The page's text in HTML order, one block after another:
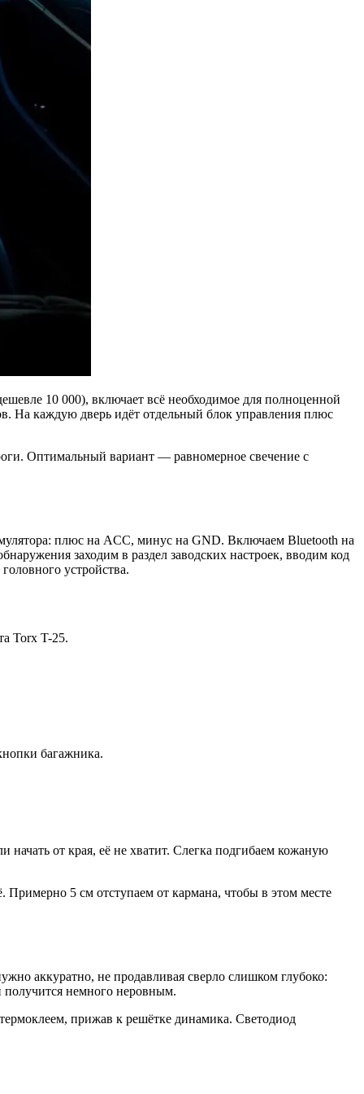
10 000), включает всё необходимое для полноценной
На каждую дверь идёт отдельный блок управления плюс
Оптимальный вариант — равномерное свечение с
плюс на ACC, минус на GND. Включаем Bluetooth на
заходим в раздел заводских настроек, вводим код
устройства.
Torx T-25.
багажника.
от края, её не хватит. Слегка подгибаем кожаную
Примерно 5 см отступаем от кармана, чтобы в этом месте
аккуратно, не продавливая сверло слишком глубоко:
получится немного неровным.
прижав к решётке динамика. Светодиод